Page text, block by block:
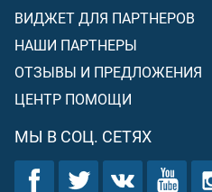
ВИДЖЕТ ДЛЯ ПАРТНЕРОВ
НАШИ ПАРТНЕРЫ
ОТЗЫВЫ И ПРЕДЛОЖЕНИЯ
ЦЕНТР ПОМОЩИ
МЫ В СОЦ. СЕТЯХ